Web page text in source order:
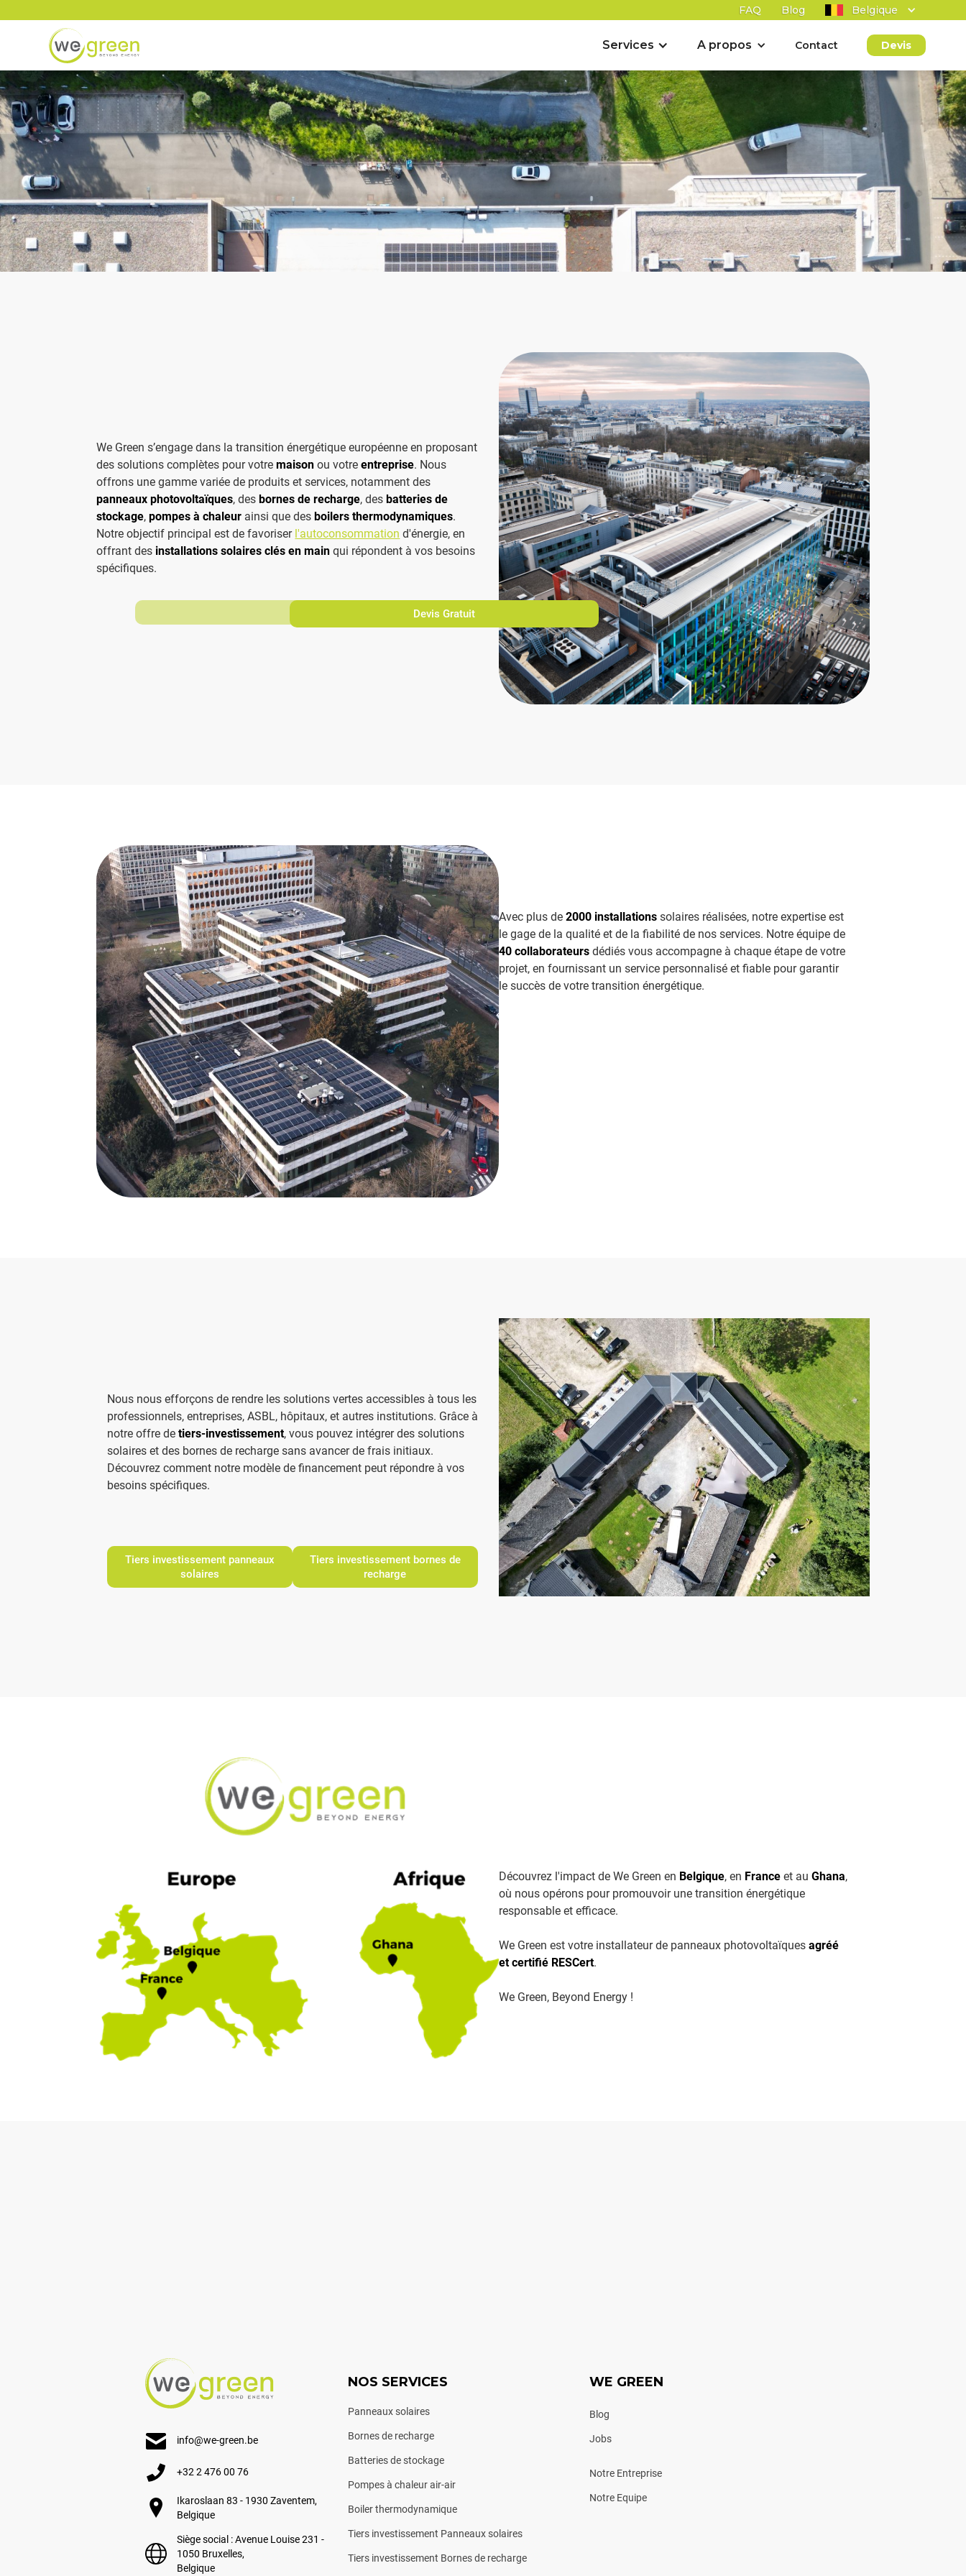
FAQ Blog Belgique
Services A propos Contact Devis
We Green s’engage dans la transition énergétique européenne en proposant
des solutions complètes pour votremaison ou votreentreprise. Nous
offrons une gamme variée de produits et services, notamment des
panneaux photovoltaïques, des bornes de recharge, des batteries de
stockage,pompes à chaleur ainsi que des boilers thermodynamiques.
Notre objectif principal est de favoriser l'autoconsommation d'énergie, en
offrant des installations solaires clés en main qui répondent à vos besoins
spécifiques.
Devis Gratuit
Avec plus de 2000 installationssolaires réalisées, notre expertise est
le gage de la qualité et de la fiabilité de nos services. Notre équipe de
40 collaborateursdédiés vous accompagne à chaque étape de votre
projet, en fournissant un service personnalisé et fiable pour garantir
le succès de votre transition énergétique.
Nous nous efforçons de rendre les solutions vertes accessibles à tous les
professionnels, entreprises, ASBL, hôpitaux, et autres institutions. Grâce à
notre offre de tiers-investissement, vous pouvez intégrer des solutions
solaires et des bornes de recharge sans avancer de frais initiaux.
Découvrez comment notre modèle de financement peut répondre à vos
besoins spécifiques.
Tiers investissement panneaux
solaires
Tiers investissement bornes de
recharge
Découvrez l'impact de We Green en Belgique, en France et au Ghana,
où nous opérons pour promouvoir une transition énergétique
responsable et efficace.
‍We Green est votre installateur de panneaux photovoltaïques agréé
et certifié RESCert.
We Green, Beyond Energy !
info@we-green.be
+32 2 476 00 76
Ikaroslaan 83 - 1930 Zaventem,
Belgique
Siège social : Avenue Louise 231 -
1050 Bruxelles,
Belgique
NOS SERVICES
Panneaux solaires
Bornes de recharge
Batteries de stockage
Pompes à chaleur air-air
Boiler thermodynamique
Tiers investissement Panneaux solaires
Tiers investissement Bornes de recharge
WE GREEN
Blog
Jobs
Notre Entreprise
Notre Equipe